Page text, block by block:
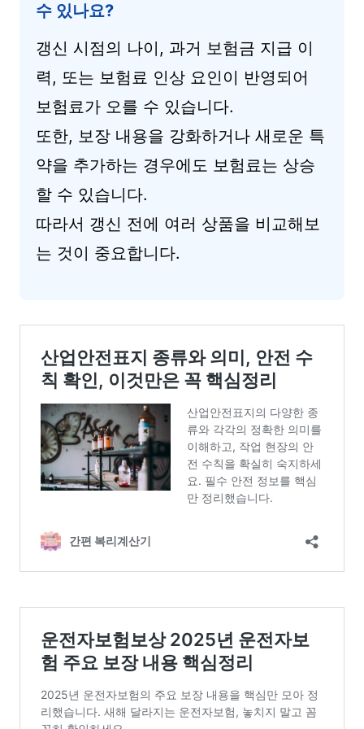
수 있나요?
갱신 시점의 나이, 과거 보험금 지급 이
력, 또는 보험료 인상 요인이 반영되어
보험료가 오를 수 있습니다.
또한, 보장 내용을 강화하거나 새로운 특
약을 추가하는 경우에도 보험료는 상승
할 수 있습니다.
따라서 갱신 전에 여러 상품을 비교해보
는 것이 중요합니다.